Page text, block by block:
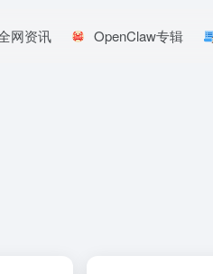
网资讯 OpenClaw专辑